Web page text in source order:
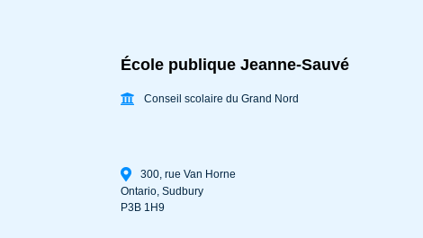
École publique Jeanne-Sauvé
Conseil scolaire du Grand Nord
300, rue Van Horne
Ontario,Sudbury
P3B 1H9